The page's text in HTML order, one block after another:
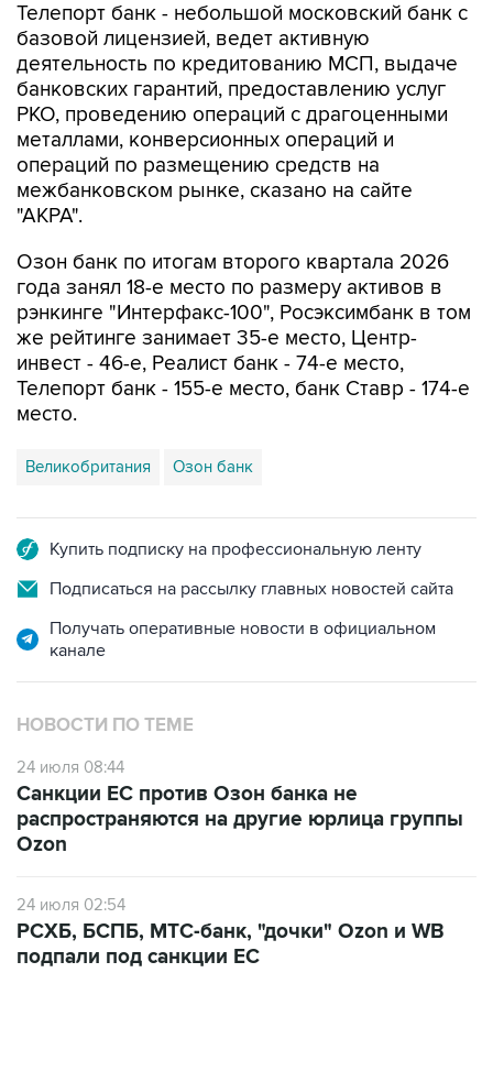
Телепорт банк - небольшой московский банк с
базовой лицензией, ведет активную
деятельность по кредитованию МСП, выдаче
банковских гарантий, предоставлению услуг
РКО, проведению операций с драгоценными
металлами, конверсионных операций и
операций по размещению средств на
межбанковском рынке, сказано на сайте
"АКРА".
Озон банк по итогам второго квартала 2026
года занял 18-е место по размеру активов в
рэнкинге "Интерфакс-100", Росэксимбанк в том
же рейтинге занимает 35-е место, Центр-
инвест - 46-е, Реалист банк - 74-е место,
Телепорт банк - 155-е место, банк Ставр - 174-е
место.
Великобритания Озон банк
Купить подписку на профессиональную ленту
Подписаться на рассылку главных новостей сайта
Получать оперативные новости в официальном
канале
НОВОСТИ ПО ТЕМЕ
24 июля 08:44
Санкции ЕС против Озон банка не
распространяются на другие юрлица группы
Ozon
24 июля 02:54
РСХБ, БСПБ, МТС-банк, "дочки" Ozon и WB
подпали под санкции ЕС